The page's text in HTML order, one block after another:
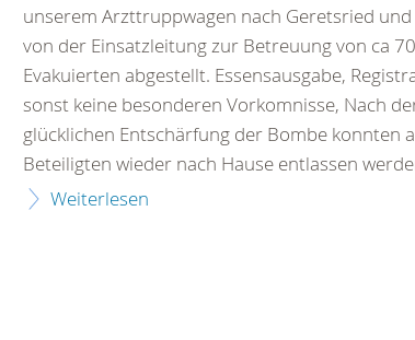
unserem Arzttruppwagen nach Geretsried
von der Einsatzleitung zur Betreuung von ca 70
Evakuierten abgestellt. Essensausgabe,
sonst keine besonderen Vorkomnisse, Nach
glücklichen Entschärfung der Bombe konnten
Beteiligten wieder nach Hause entlassen
Weiterlesen